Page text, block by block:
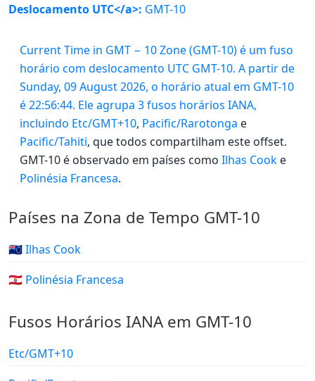
Deslocamento UTC</a>: GMT-10
Current Time in GMT − 10 Zone (GMT-10) é um fuso
horário com deslocamento UTC GMT-10. A partir de
Sunday, 09 August 2026, o horário atual em GMT-10
é 22:56:44. Ele agrupa 3 fusos horários IANA,
incluindo Etc/GMT+10, Pacific/Rarotonga e
Pacific/Tahiti, que todos compartilham este offset.
GMT-10 é observado em países como Ilhas Cook e
Polinésia Francesa.
Países na Zona de Tempo GMT-10
🇨🇰 Ilhas Cook
🇵🇫 Polinésia Francesa
Fusos Horários IANA em GMT-10
Etc/GMT+10